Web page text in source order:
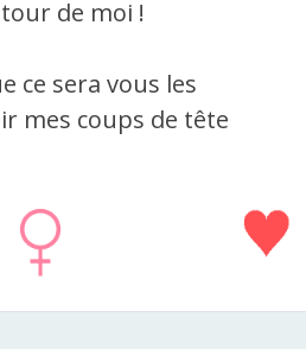
de moi !
ce sera vous les
mes coups de tête